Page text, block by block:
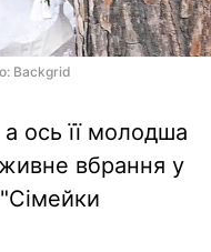
Backgrid
ось її молодша
вбрання у